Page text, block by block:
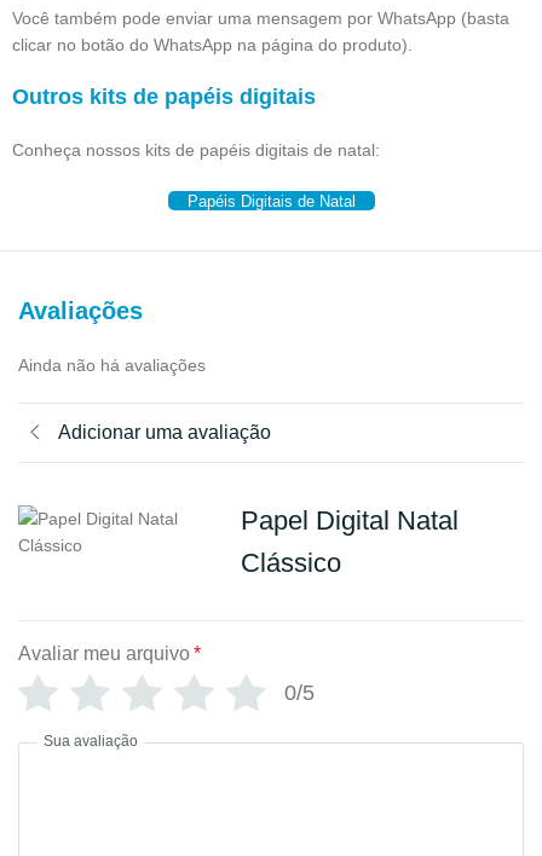
Você também pode enviar uma mensagem por WhatsApp (basta
clicar no botão do WhatsApp na página do produto).
Outros kits de papéis digitais
Conheça nossos kits de papéis digitais de natal:
Papéis Digitais de Natal
Avaliações
Ainda não há avaliações
Adicionar uma avaliação
Papel Digital Natal
Clássico
Avaliar meu arquivo*
0/5
Sua avaliação